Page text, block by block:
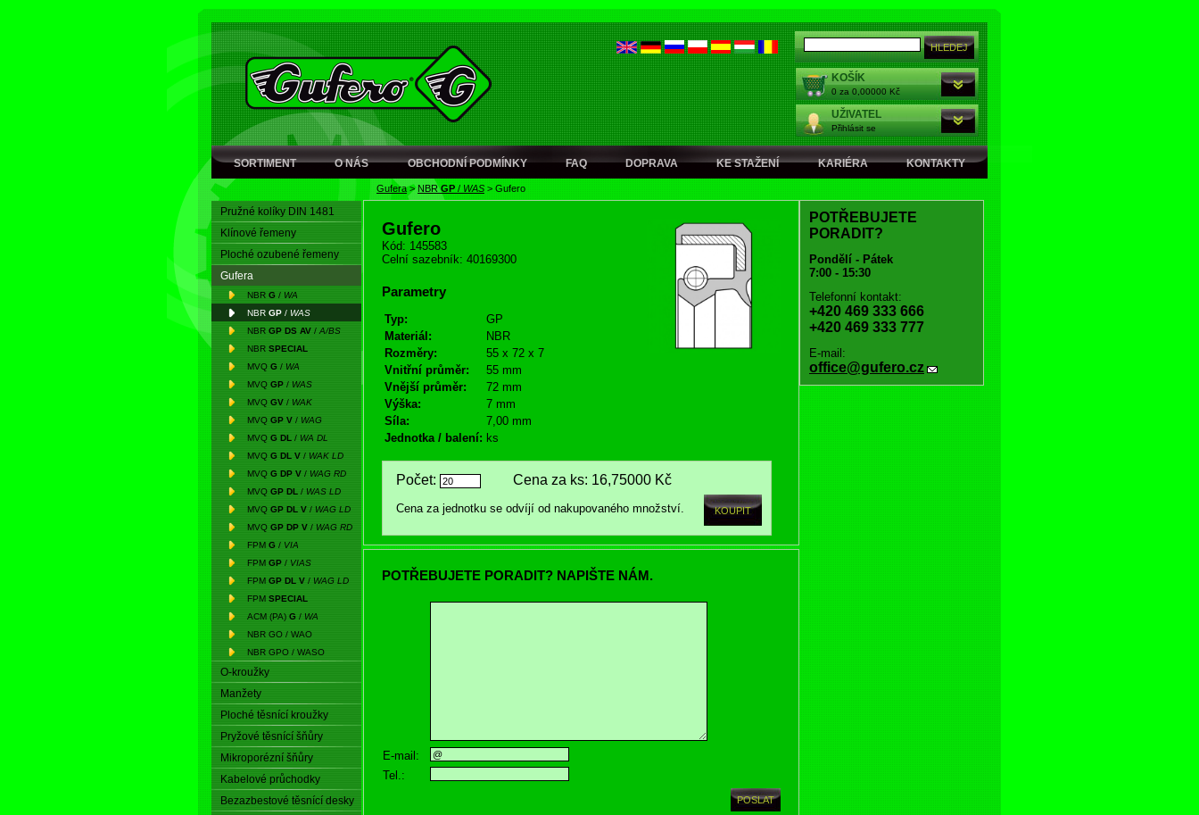
KOŠÍK
0 za 0,00000 Kč
UŽIVATEL
Přihlásit se
SORTIMENT O NÁS OBCHODNÍ PODMÍNKY FAQ DOPRAVA KE STAŽENÍ KARIÉRA KONTAKTY
Gufera> NBRGP / WAS > Gufero
Pružné kolíky DIN 1481
Klínové řemeny
Ploché ozubené řemeny
Gufera
NBR G / WA
NBR GP / WAS
NBR GP DS AV / A/BS
NBR SPECIAL
MVQ G / WA
MVQ GP / WAS
MVQ GV / WAK
MVQ GP V / WAG
MVQ G DL / WA DL
MVQ G DL V / WAK LD
MVQ G DP V / WAG RD
MVQ GP DL / WAS LD
MVQ GP DL V / WAG LD
MVQ GP DP V / WAG RD
FPM G / VIA
FPM GP / VIAS
FPM GP DL V / WAG LD
FPM SPECIAL
ACM (PA) G / WA
NBR GO / WAO
NBR GPO / WASO
O-kroužky
Manžety
Ploché těsnící kroužky
Pryžové těsnící šňůry
Mikroporézní šňůry
Kabelové průchodky
Bezazbestové těsnící desky
Gufero
Kód: 145583
Celní sazebník: 40169300
Parametry
Typ:
GP
Materiál:
NBR
Rozměry:
55 x 72 x 7
Vnitřní průměr:
55 mm
Vnější průměr:
72 mm
Výška:
7 mm
Síla:
7,00 mm
Jednotka / balení: ks
Počet: Cena za ks: 16,75000 Kč
Cena za jednotku se odvíjí od nakupovaného množství.
POTŘEBUJETE PORADIT? NAPIŠTE NÁM.
E-mail:
Tel.:
POTŘEBUJETE
PORADIT?
Pondělí - Pátek
7:00 - 15:30
Telefonní kontakt:
+420 469 333 666
+420 469 333 777
E-mail:
office@gufero.cz